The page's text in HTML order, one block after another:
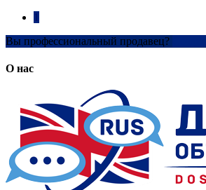
Вы профессиональный продавец?
О нас